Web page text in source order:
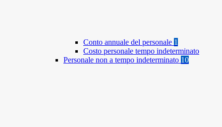
Conto annuale del personale 1
Costo personale tempo indeterminato
Personale non a tempo indeterminato 10